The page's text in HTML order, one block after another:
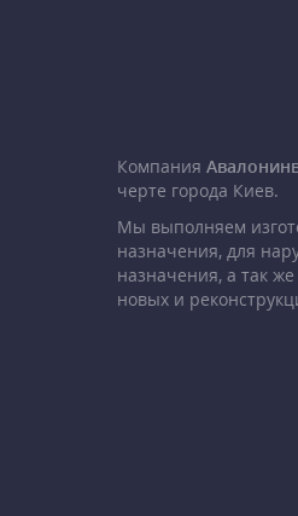
Компания
черте города Киев.
Мы выполняем
назначения, для
назначения, а так
новых и